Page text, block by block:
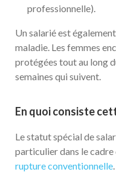
professionnelle).
Un salarié est
maladie. Les femmes
protégées tout au long
semaines qui suivent.
En quoi consiste
Le statut spécial de
particulier dans le cadre
rupture conventionnelle